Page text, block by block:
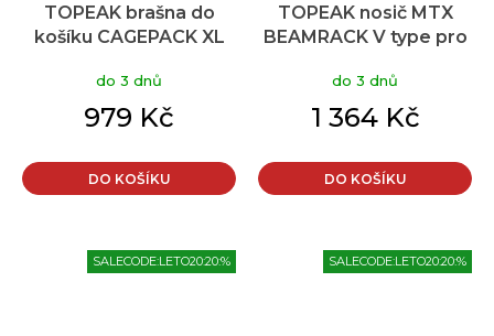
TOPEAK brašna do
košíku CAGEPACK XL
do 3 dnů
979 Kč
DO KOŠÍKU
TOPEAK nosič MTX
BEAMRACK V type pro
do 3 dnů
1 364 Kč
DO KOŠÍKU
SALECODE:LETO20:20:% SALECODE:LETO20:20:%